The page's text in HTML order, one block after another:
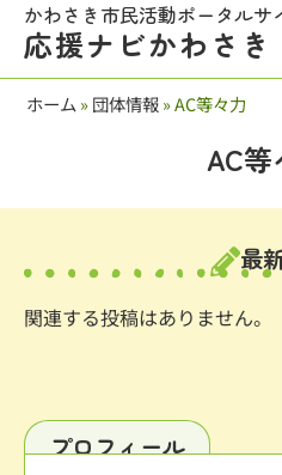
かわさき市民活動ポータルサ
応援ナビかわさき
ホーム »団体情報»AC等々力
AC等
最
関連する投稿はありません。
プロフィール